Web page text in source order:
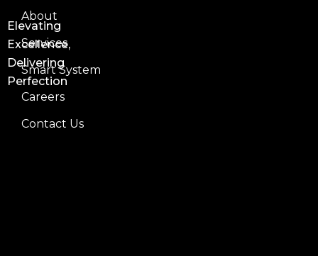
Elevating
Excellence,
Delivering
Perfection
About
Services
Smart System
Careers
Contact Us